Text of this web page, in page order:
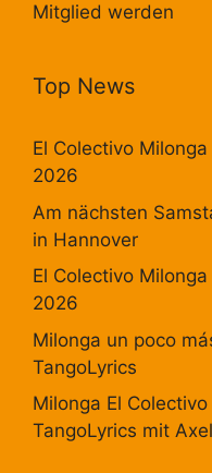
Mitglied werden
Top News
El Colectivo
2026
Am nächsten
in Hannover
El Colectivo
2026
Milonga un poco
TangoLyrics
Milonga El
TangoLyrics mit Axel